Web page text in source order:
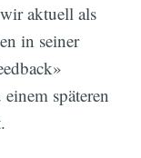
aktuell als
in seiner
späteren